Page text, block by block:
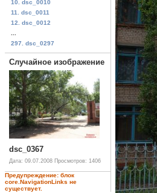
10. dsc_0010
11. dsc_0011
12. dsc_0012
297. dsc_0297
Случайное изображение
dsc_0367
Дата: 09.07.2008 Просмотров: 1406
Предупреждение: блок
core.NavigationLinks не
существует.